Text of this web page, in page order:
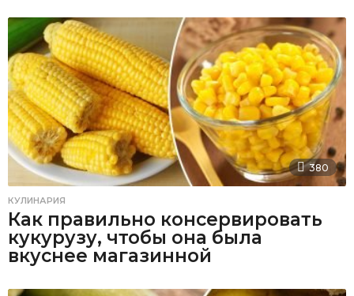
380
КУЛИНАРИЯ
Как правильно консервировать
кукурузу, чтобы она была
вкуснее магазинной